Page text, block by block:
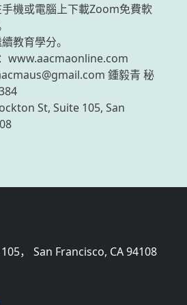
機或電腦上下載Zoom免費軟
教育學分。
www.aacmaonline.com
鍾毅青 秘
St, Suite 105, San
， San Francisco, CA 94108